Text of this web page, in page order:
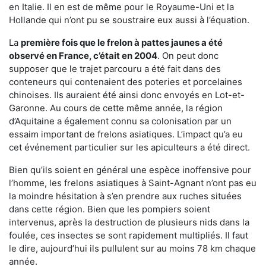
en Italie. Il en est de même pour le Royaume-Uni et la
Hollande qui n’ont pu se soustraire eux aussi à l’équation.
La première fois que le frelon à pattes jaunes a été
observé en France, c’était en 2004. On peut donc
supposer que le trajet parcouru a été fait dans des
conteneurs qui contenaient des poteries et porcelaines
chinoises. Ils auraient été ainsi donc envoyés en Lot-et-
Garonne. Au cours de cette même année, la région
d’Aquitaine a également connu sa colonisation par un
essaim important de frelons asiatiques. L’impact qu’a eu
cet événement particulier sur les apiculteurs a été direct.
Bien qu’ils soient en général une espèce inoffensive pour
l’homme, les frelons asiatiques à Saint-Agnant n’ont pas eu
la moindre hésitation à s’en prendre aux ruches situées
dans cette région. Bien que les pompiers soient
intervenus, après la destruction de plusieurs nids dans la
foulée, ces insectes se sont rapidement multipliés. Il faut
le dire, aujourd’hui ils pullulent sur au moins 78 km chaque
année.